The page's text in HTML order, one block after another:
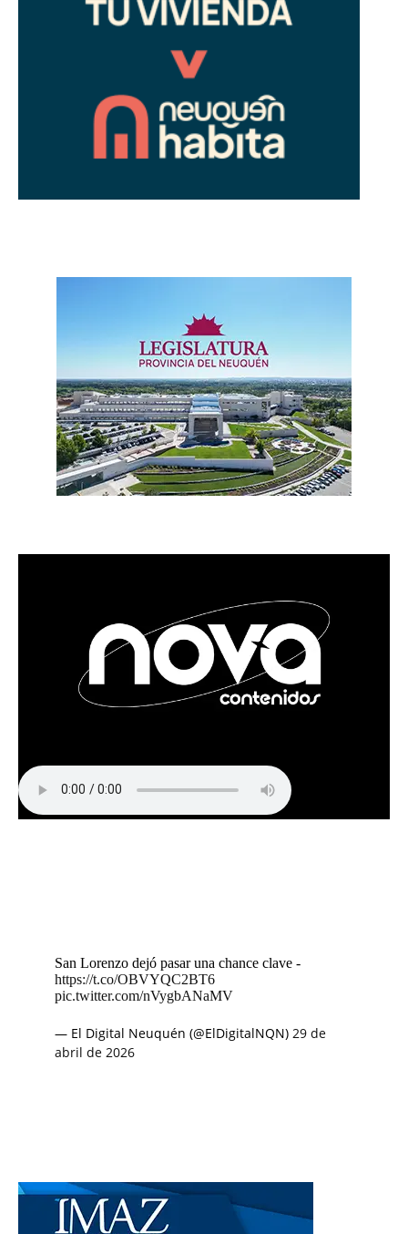
San Lorenzo dejó pasar una chance clave -
https://t.co/OBVYQC2BT6
pic.twitter.com/nVygbANaMV
— El Digital Neuquén (@ElDigitalNQN) 29 de
abril de 2026